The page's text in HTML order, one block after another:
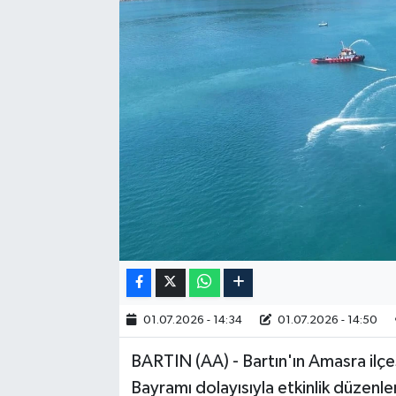
01.07.2026 - 14:34 01.07.2026 - 14:50
BARTIN (AA) - Bartın'ın Amasra
Bayramı dolayısıyla etkinlik
RESMİ İLAN